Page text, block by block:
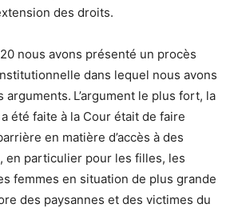
des droits.
nous avons présenté un procès
dans lequel nous avons
L’argument le plus fort, la
été faite à la Cour était de faire
en matière d’accès à des
en particulier pour les filles, les
femmes en situation de plus grande
des paysannes et des victimes du